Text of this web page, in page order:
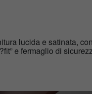
lucida e satinata,
e fermaglio di